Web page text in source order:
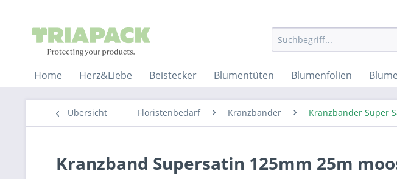
Home Herz&Liebe Beistecker Blumentüten Blumenfolien
Übersicht Floristenbedarf Kranzbänder Kranzbänder Super
Kranzband Supersatin 125mm 25m